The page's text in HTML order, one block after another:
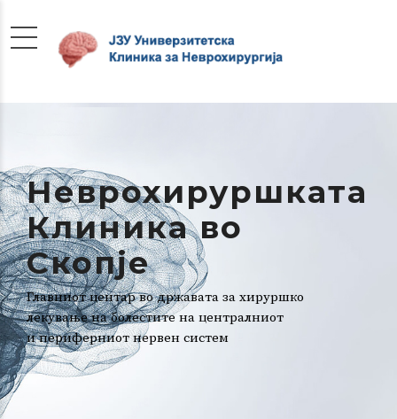
Неврохируршката
Клиника во
Скопје
Главниот центар во државата за хируршко
лекување на болестите на централниот
и периферниот нервен систем